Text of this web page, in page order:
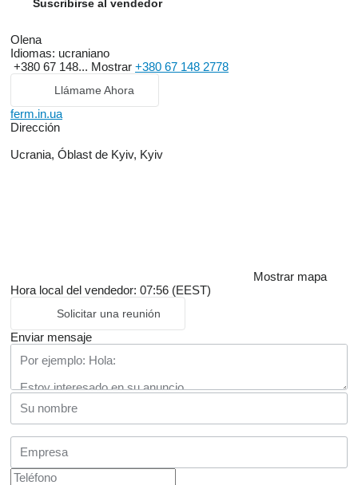
Suscribirse al vendedor
Olena
Idiomas: ucraniano
+380 67 148... Mostrar +380 67 148 2778
Llámame Ahora
ferm.in.ua
Dirección
Ucrania, Óblast de Kyiv, Kyiv
Mostrar mapa
Hora local del vendedor: 07:56 (EEST)
Solicitar una reunión
Enviar mensaje